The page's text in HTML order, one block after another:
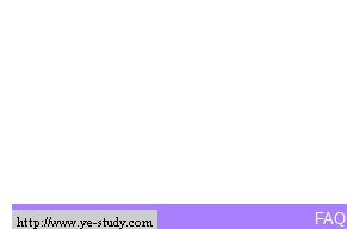
FAQ